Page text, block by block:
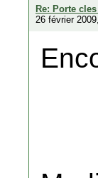
Re: Porte
26 février